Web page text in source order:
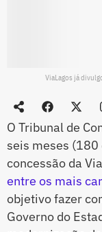
ViaLagos já
O Tribunal de
seis meses
concessão da
entre os mais
objetivo fazer
Governo do